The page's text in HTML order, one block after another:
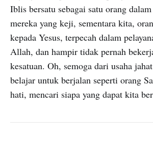
Iblis bersatu sebagai satu orang
mereka yang keji, sementara kita,
kepada Yesus, terpecah dalam
Allah, dan hampir tidak pernah
kesatuan. Oh, semoga dari usaha
belajar untuk berjalan seperti orang
hati, mencari siapa yang dapat kita